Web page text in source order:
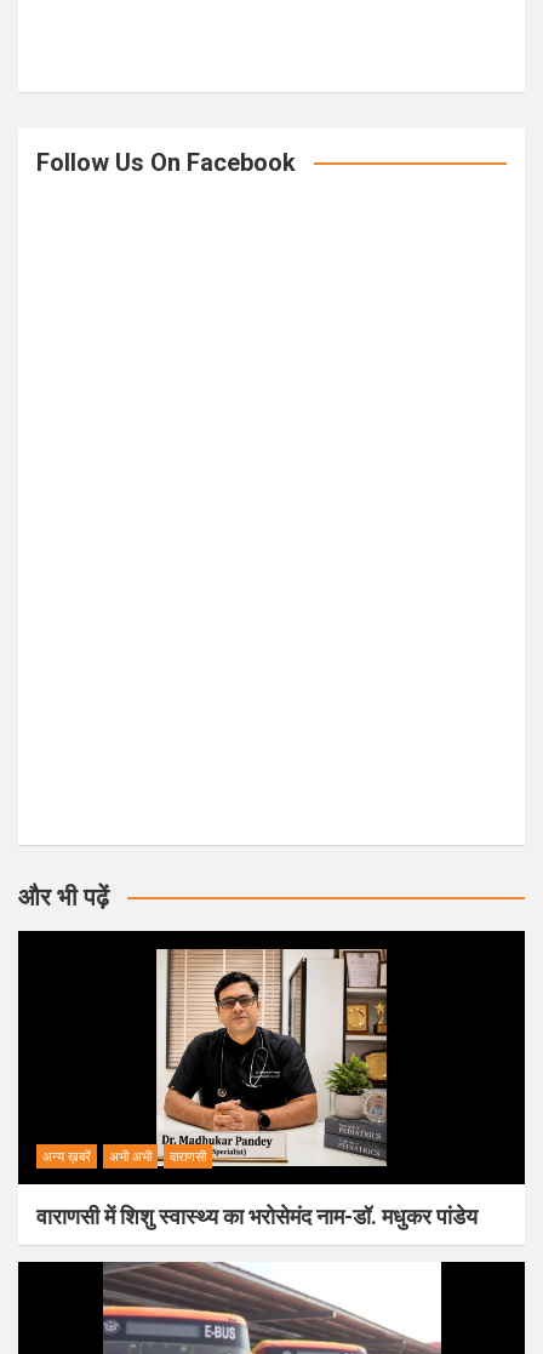
Follow Us On Facebook
और भी पढ़ें
अन्य ख़बरें अभी अभी वाराणसी
वाराणसी में शिशु स्वास्थ्य का भरोसेमंद नाम-डॉ. मधुकर पांडेय